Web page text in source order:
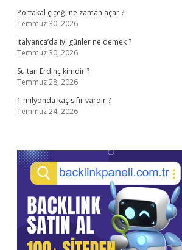
Portakal çiçeği ne zaman açar ?
Temmuz 30, 2026
İtalyanca’da iyi günler ne demek ?
Temmuz 30, 2026
Sultan Erdinç kimdir ?
Temmuz 28, 2026
1 milyonda kaç sıfır vardır ?
Temmuz 24, 2026